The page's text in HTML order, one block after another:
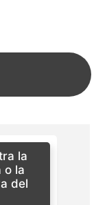
la
o la
del